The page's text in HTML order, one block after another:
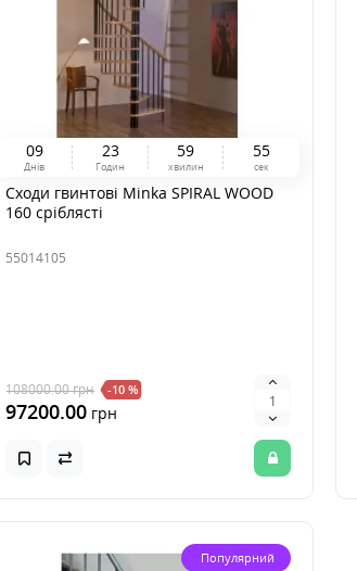
09
Днів
23
Годин
59
хвилин
54
сек
Сходи гвинтові Minka SPIRAL WOOD
160 сріблясті
55014105
108000.00грн -10 %
97200.00 грн
Популярний